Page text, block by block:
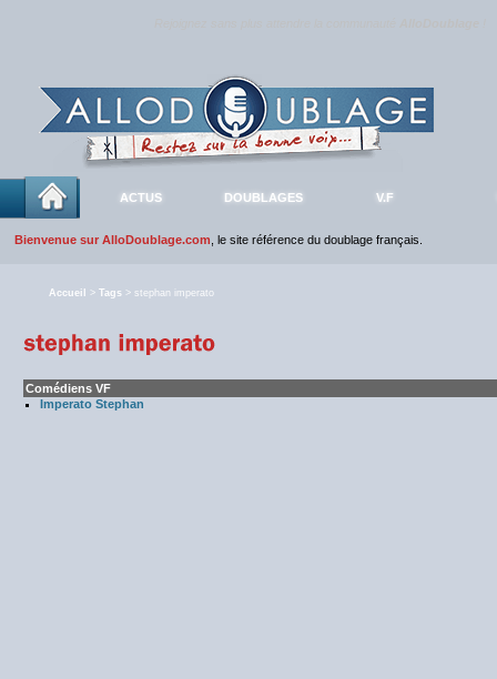
ACTUS DOUBLAGES V.F
Bienvenue sur AlloDoublage.com , le site référence du doublage français.
Accueil > Tags > stephan imperato
Comédiens VF
Imperato Stephan